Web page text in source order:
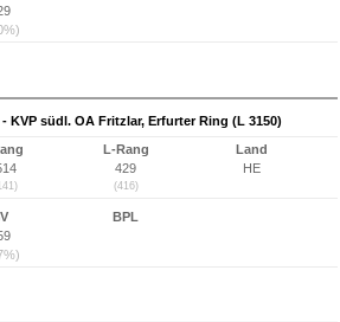
KVP südl. OA Fritzlar, Erfurter Ring (L 3150)
L-Rang
429
(416)
Land
HE
BPL